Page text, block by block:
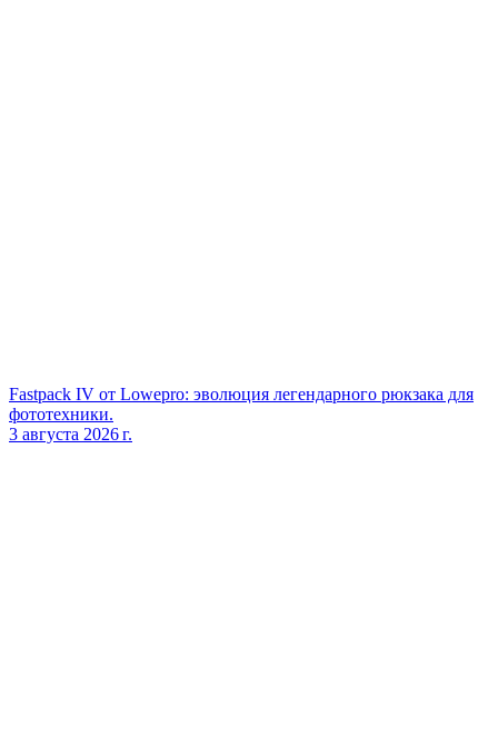
Fastpack IV от Lowepro: эволюция легендарного рюкзака для
фототехники.
3 августа 2026 г.